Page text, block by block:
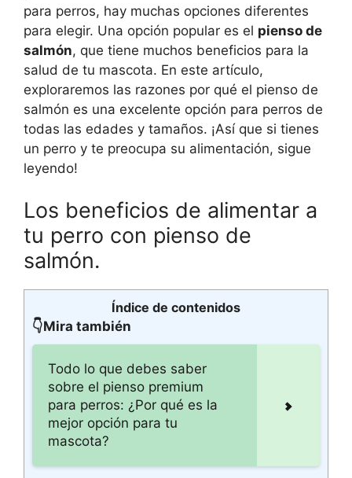
para perros, hay muchas opciones diferentes
para elegir. Una opción popular es el pienso de
salmón, que tiene muchos beneficios para la
salud de tu mascota. En este artículo,
exploraremos las razones por qué el pienso de
salmón es una excelente opción para perros de
todas las edades y tamaños. ¡Así que si tienes
un perro y te preocupa su alimentación, sigue
leyendo!
Los beneficios de alimentar a
tu perro con pienso de
salmón.
Índice de contenidos
👇Mira también
Todo lo que debes saber
sobre el pienso premium
para perros: ¿Por qué es la
mejor opción para tu
mascota?